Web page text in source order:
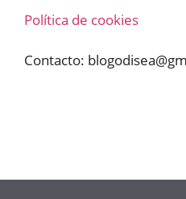
Política de cookies
Contacto: